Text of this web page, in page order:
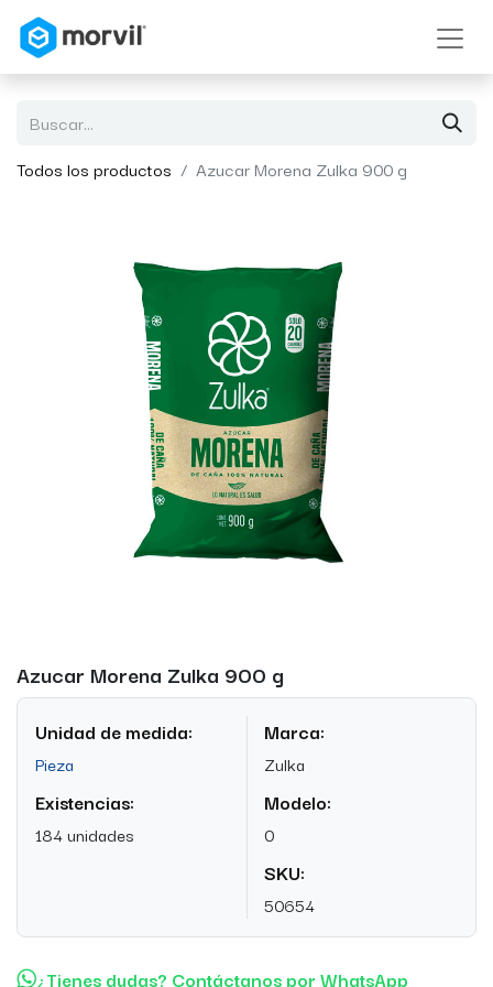
Todos los productos Azucar Morena Zulka 900 g
Azucar Morena Zulka 900 g
Unidad de medida:
Pieza
Existencias:
184 unidades
Marca:
Zulka
Modelo:
0
SKU:
50654
¿Tienes dudas? Contáctanos por WhatsApp